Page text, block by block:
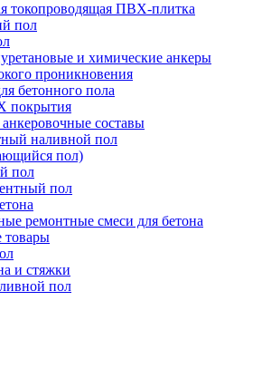
токопроводящая ПВХ-плитка
пол
и химические анкеры
проникновения
бетонного пола
покрытия
составы
наливной пол
пол)
пол
пол
ремонтные смеси для бетона
товары
и стяжки
пол